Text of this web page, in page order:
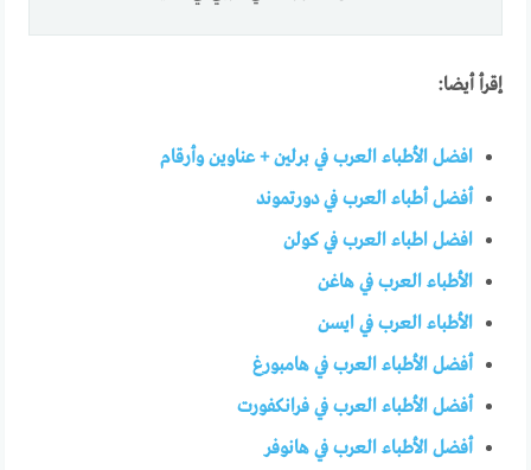
إقرأ أيضا:
افضل الأطباء العرب في برلين + عناوين وأرقام
أفضل أطباء العرب في دورتموند
افضل اطباء العرب في كولن
الأطباء العرب في هاغن
الأطباء العرب في ايسن
أفضل الأطباء العرب في هامبورغ
أفضل الأطباء العرب في فرانكفورت
أفضل الأطباء العرب في هانوفر